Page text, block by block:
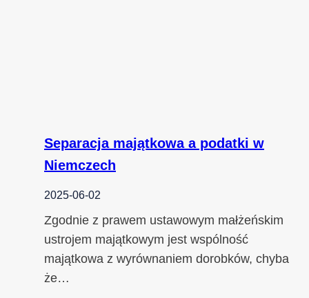
Separacja majątkowa a podatki w
Niemczech
2025-06-02
Zgodnie z prawem ustawowym małżeńskim
ustrojem majątkowym jest wspólność
majątkowa z wyrównaniem dorobków, chyba
że…